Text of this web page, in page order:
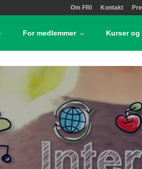
Om FRI Kontakt
For medlemmer Kurser og